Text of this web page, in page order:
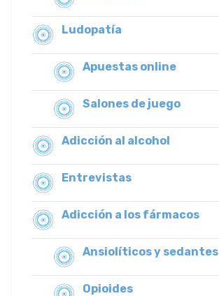
Ludopatía
Apuestas online
Salones de juego
Adicción al alcohol
Entrevistas
Adicción a los fármacos
Ansiolíticos y sedantes
Opioides